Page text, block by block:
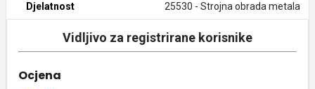
Djelatnost 25530 - Strojna obrada metala
Vidljivo za registrirane korisnike
Ocjena